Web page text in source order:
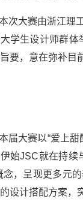
次大赛由浙江理
学生设计师群体
要，意在弥补目
届大赛以“爱上
始JSC就在持续
念，呈现更多元
设计搭配方案，